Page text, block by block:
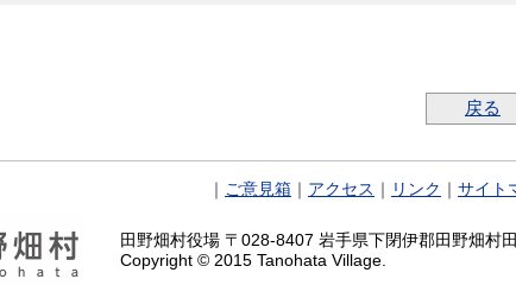
戻る
ご意見箱 アクセス リンク サイト
田野畑村役場 〒028-8407 岩手県下閉伊郡田野畑
Copyright © 2015 Tanohata Village.